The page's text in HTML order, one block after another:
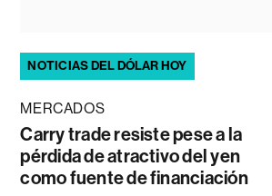
NOTICIAS DEL DÓLAR HOY
MERCADOS
Carry trade resiste pese a la
pérdida de atractivo del yen
como fuente de financiación